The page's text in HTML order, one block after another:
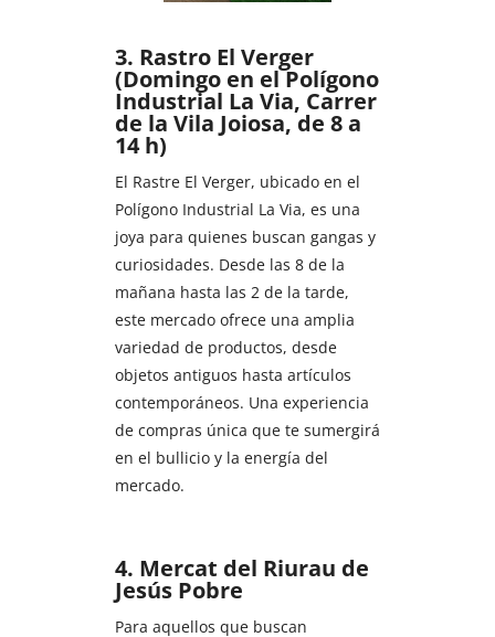
3. Rastro El Verger
(Domingo en el Polígono
Industrial La Via, Carrer
de la Vila Joiosa, de 8 a
14 h)
El Rastre El Verger, ubicado en el
Polígono Industrial La Via, es una
joya para quienes buscan gangas y
curiosidades. Desde las 8 de la
mañana hasta las 2 de la tarde,
este mercado ofrece una amplia
variedad de productos, desde
objetos antiguos hasta artículos
contemporáneos. Una experiencia
de compras única que te sumergirá
en el bullicio y la energía del
mercado.
4. Mercat del Riurau de
Jesús Pobre
Para aquellos que buscan